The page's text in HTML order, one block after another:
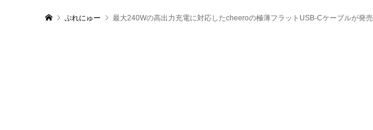
ぷれにゅー 最大240Wの高出力充電に対応したcheeroの極薄フラットUSB-Cケーブルが発売